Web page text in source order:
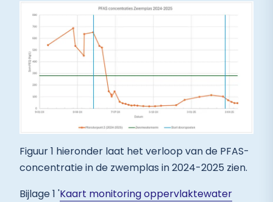
Figuur 1 hieronder laat het verloop van de PFAS-
concentratie in de zwemplas in 2024-2025 zien.
Bijlage 1 'Kaart monitoring oppervlaktewater